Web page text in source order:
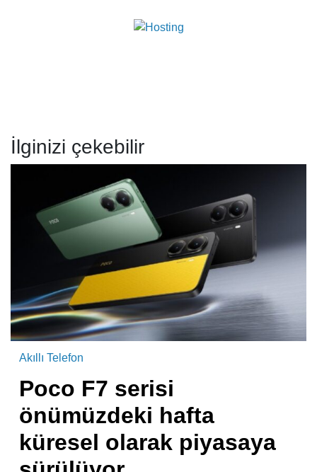
İlginizi çekebilir
Akıllı Telefon
Poco F7 serisi
önümüzdeki hafta
küresel olarak piyasaya